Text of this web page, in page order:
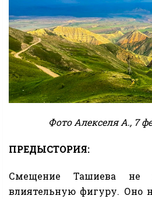
Фото Алекселя А., 7
ПРЕДЫСТОРИЯ:
Смещение Ташиева не
влиятельную фигуру. Оно